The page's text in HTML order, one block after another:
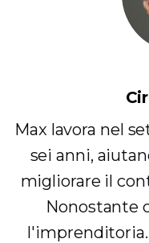
Max lavora nel
sei anni,
migliorare il
Nonostante